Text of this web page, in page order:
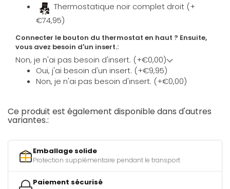
Thermostatique noir complet droit (+
€74,95)
Connecter le bouton du thermostat en haut ? Ensuite,
vous avez besoin d'un insert.:
Non, je n'ai pas besoin d'insert. (+€0,00)
Oui, j'ai besoin d'un insert. (+€9,95)
Non, je n'ai pas besoin d'insert. (+€0,00)
Ce produit est également disponible dans d'autres
variantes.:
Emballage solide
Protection supplémentaire pendant le transport
Paiement sécurisé